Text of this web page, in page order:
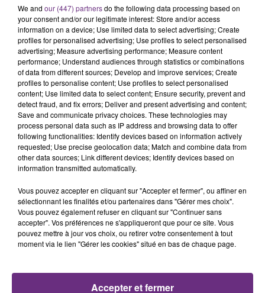
LA CENTRALE NUCLÉAIRE DE CHOOZ
TOUJOURS À L'ARRÊT
Cela fait déjà une semaine que la centrale
nucléaire ardennaise est à l'arrêt. Une situation
justifiée par la sécheresse intense qui est toujours
présente.
LE MAGASIN JOUÉCLUB DE REIMS FERME
SES PORTES
C'était l'une des institutions du centre-ville
fermer ses portes.
TITRES DIFFUSÉS
We and our (447) partnersdo the following data processing based on
your consent and/or our legitimate interest: Store and/or access
information on a device; Use limited data to select advertising; Create
profiles for personalised advertising; Use profiles to select personalised
advertising; Measure advertising performance; Measure content
performance; Understand audiences through statistics or combinations
of data from different sources; Develop and improve services; Create
profiles to personalise content; Use profiles to select personalised
content; Use limited data to select content; Ensure security, prevent and
detect fraud, and fix errors; Deliver and present advertising and content;
Save and communicate privacy choices. These technologies may
process personal data such as IP address and browsing data to offer
following functionalities: Identify devices based on information actively
requested; Use precise geolocation data; Match and combine data from
other data sources; Link different devices; Identify devices based on
information transmitted automatically.
Vous pouvez accepter en cliquant sur "Accepter et fermer", ou affiner en
sélectionnant les finalités et/ou partenaires dans "Gérer mes choix".
Vous pouvez également refuser en cliquant sur "Continuer sans
accepter". Vos préférences ne s'appliqueront que pour ce site. Vous
pouvez mettre à jour vos choix, ou retirer votre consentement à tout
moment via le lien "Gérer les cookies" situé en bas de chaque page.
Accepter et fermer